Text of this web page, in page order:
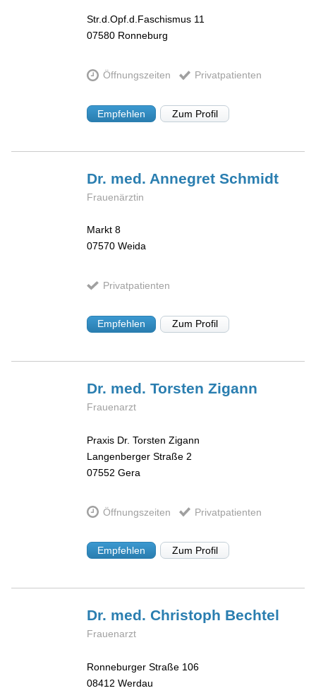
Str.d.Opf.d.Faschismus 11
07580 Ronneburg
Öffnungszeiten Privatpatienten
Empfehlen Zum Profil
Dr. med. AnnegretSchmidt
Frauenärztin
Markt 8
07570 Weida
Privatpatienten
Empfehlen Zum Profil
Dr. med. TorstenZigann
Frauenarzt
Praxis Dr. Torsten Zigann
Langenberger Straße 2
07552 Gera
Öffnungszeiten Privatpatienten
Empfehlen Zum Profil
Dr. med. Christoph Bechtel
Frauenarzt
Ronneburger Straße 106
08412 Werdau